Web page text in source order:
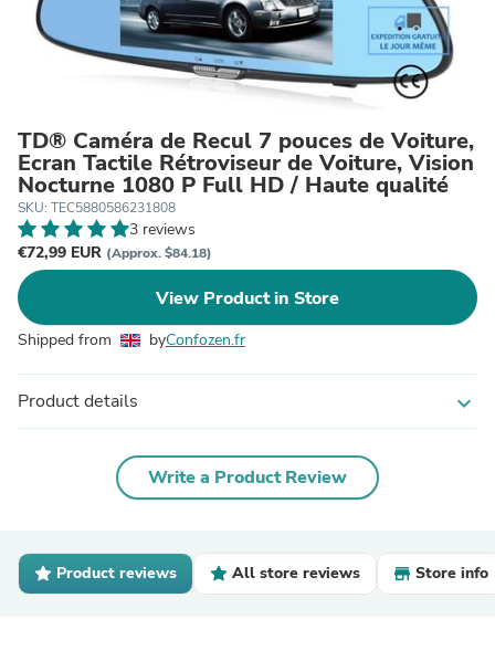
TD® Caméra de Recul 7 pouces de Voiture,
Ecran Tactile Rétroviseur de Voiture, Vision
Nocturne 1080 P Full HD / Haute qualité
SKU: TEC5880586231808
3 reviews
€72,99 EUR (Approx. $84.18)
View Product in Store
Shipped from byConfozen.fr
Product details expand_more
Write a Product Review
Product reviews All store reviews Store info